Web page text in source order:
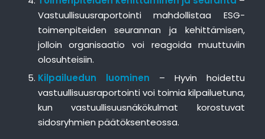
Vastuullisuusraportointi mahdollistaa ESG-
toimenpiteiden seurannan ja kehittämisen,
jolloin organisaatio voi reagoida muuttuviin
olosuhteisiin.
Kilpailuedun luominen – Hyvin hoidettu
vastuullisuusraportointi voi toimia kilpailuetuna,
kun vastuullisuusnäkökulmat korostuvat
sidosryhmien päätöksenteossa.